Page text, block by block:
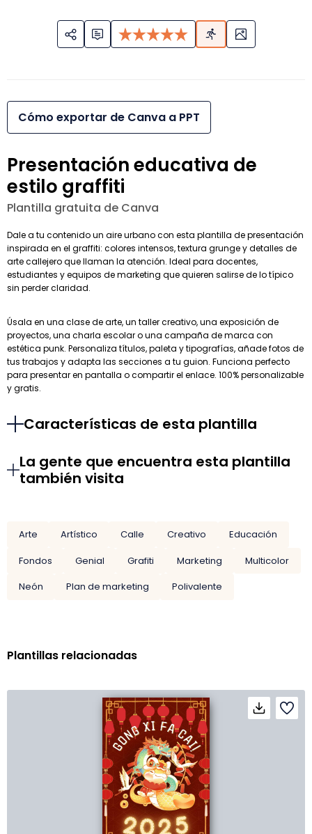
Cómo exportar de Canva a PPT
Presentación educativa de
estilo graffiti
Plantilla gratuita de Canva
Dale a tu contenido un aire urbano con esta plantilla de presentación
inspirada en el graffiti: colores intensos, textura grunge y detalles de
arte callejero que llaman la atención. Ideal para docentes,
estudiantes y equipos de marketing que quieren salirse de lo típico
sin perder claridad.
Úsala en una clase de arte, un taller creativo, una exposición de
proyectos, una charla escolar o una campaña de marca con
estética punk. Personaliza títulos, paleta y tipografías, añade fotos de
tus trabajos y adapta las secciones a tu guion. Funciona perfecto
para presentar en pantalla o compartir el enlace. 100% personalizable
y gratis.
Características de esta plantilla
La gente que encuentra esta plantilla
también visita
Arte Artístico Calle Creativo
Educación
Fondos
Genial Grafiti Marketing
Multicolor
Neón
Plan de marketing Polivalente
Plantillas relacionadas